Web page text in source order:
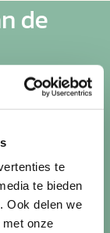
te
te bieden
Ook delen we
onze
de
met de
met uw